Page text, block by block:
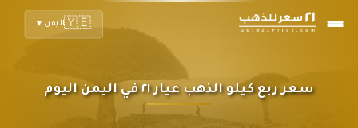
🇾🇪اليمن ▼
سعر ربع كيلو الذهب عيار ٢١ في اليمن اليوم